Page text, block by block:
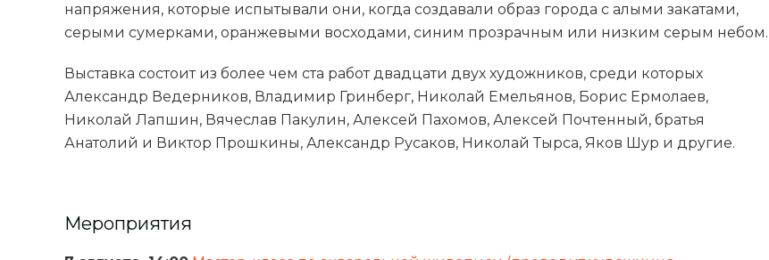
напряжения, которые испытывали они, когда создавали образ города с алыми закатами,
серыми сумерками, оранжевыми восходами, синим прозрачным или низким серым небом.
Выставка состоит из более чем ста работ двадцати двух художников, среди которых
Александр Ведерников, Владимир Гринберг, Николай Емельянов, Борис Ермолаев,
Николай Лапшин, Вячеслав Пакулин, Алексей Пахомов, Алексей Почтенный, братья
Анатолий и Виктор Прошкины, Александр Русаков, Николай Тырса, Яков Шур и другие.
Мероприятия